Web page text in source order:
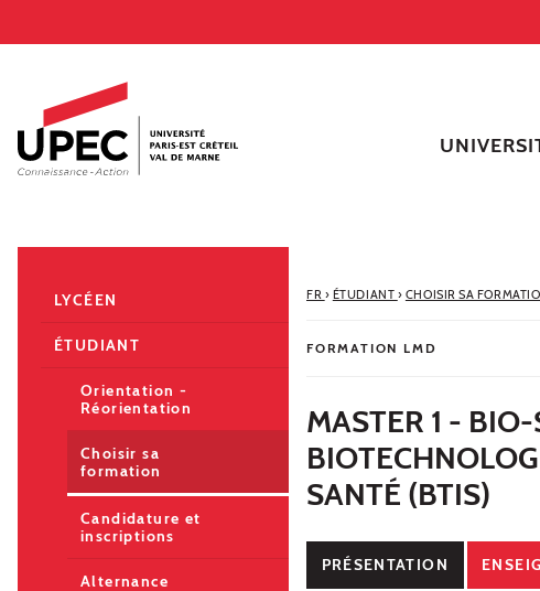
Accès directs
Recherche
Navigation secondaire
FR › ÉTUDIANT › CHOISIR SA
FORMATION LMD
MASTER 1 -
SANTÉ (BTIS)
PRÉSENTATION
LYCÉEN
ÉTUDIANT
Orientation -
Réorientation
Choisir sa
formation
Candidature et
inscriptions
Alternance